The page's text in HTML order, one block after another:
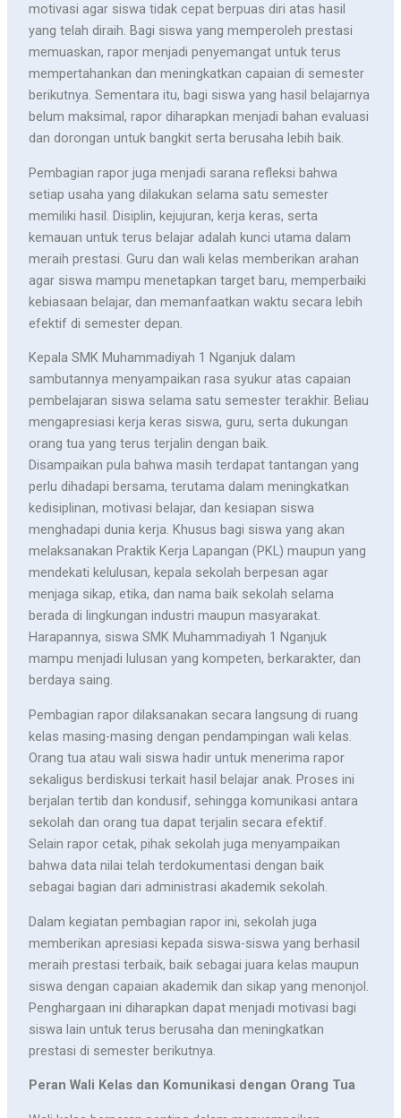
motivasi agar siswa tidak cepat berpuas diri atas hasil
yang telah diraih. Bagi siswa yang memperoleh prestasi
memuaskan, rapor menjadi penyemangat untuk terus
mempertahankan dan meningkatkan capaian di semester
berikutnya. Sementara itu, bagi siswa yang hasil belajarnya
belum maksimal, rapor diharapkan menjadi bahan evaluasi
dan dorongan untuk bangkit serta berusaha lebih baik.
Pembagian rapor juga menjadi sarana refleksi bahwa
setiap usaha yang dilakukan selama satu semester
memiliki hasil. Disiplin, kejujuran, kerja keras, serta
kemauan untuk terus belajar adalah kunci utama dalam
meraih prestasi. Guru dan wali kelas memberikan arahan
agar siswa mampu menetapkan target baru, memperbaiki
kebiasaan belajar, dan memanfaatkan waktu secara lebih
efektif di semester depan.
Kepala SMK Muhammadiyah 1 Nganjuk dalam
sambutannya menyampaikan rasa syukur atas capaian
pembelajaran siswa selama satu semester terakhir. Beliau
mengapresiasi kerja keras siswa, guru, serta dukungan
orang tua yang terus terjalin dengan baik.
Disampaikan pula bahwa masih terdapat tantangan yang
perlu dihadapi bersama, terutama dalam meningkatkan
kedisiplinan, motivasi belajar, dan kesiapan siswa
menghadapi dunia kerja. Khusus bagi siswa yang akan
melaksanakan Praktik Kerja Lapangan (PKL) maupun yang
mendekati kelulusan, kepala sekolah berpesan agar
menjaga sikap, etika, dan nama baik sekolah selama
berada di lingkungan industri maupun masyarakat.
Harapannya, siswa SMK Muhammadiyah 1 Nganjuk
mampu menjadi lulusan yang kompeten, berkarakter, dan
berdaya saing.
Pembagian rapor dilaksanakan secara langsung di ruang
kelas masing-masing dengan pendampingan wali kelas.
Orang tua atau wali siswa hadir untuk menerima rapor
sekaligus berdiskusi terkait hasil belajar anak. Proses ini
berjalan tertib dan kondusif, sehingga komunikasi antara
sekolah dan orang tua dapat terjalin secara efektif.
Selain rapor cetak, pihak sekolah juga menyampaikan
bahwa data nilai telah terdokumentasi dengan baik
sebagai bagian dari administrasi akademik sekolah.
Dalam kegiatan pembagian rapor ini, sekolah juga
memberikan apresiasi kepada siswa-siswa yang berhasil
meraih prestasi terbaik, baik sebagai juara kelas maupun
siswa dengan capaian akademik dan sikap yang menonjol.
Penghargaan ini diharapkan dapat menjadi motivasi bagi
siswa lain untuk terus berusaha dan meningkatkan
prestasi di semester berikutnya.
Peran Wali Kelas dan Komunikasi dengan Orang Tua